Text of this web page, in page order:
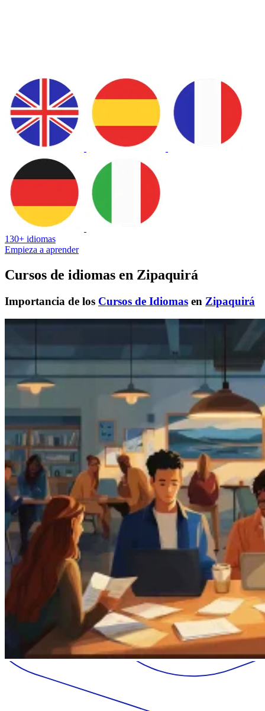
130+ idiomas
Empieza a aprender
Cursos de idiomas en Zipaquirá
Importancia de los Cursos de Idiomas en Zipaquirá